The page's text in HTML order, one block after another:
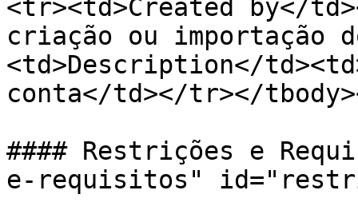
<tr><td>Created by</
criação ou importação
<td>Description</
conta</td></tr></
#### Restrições e
e-requisitos"